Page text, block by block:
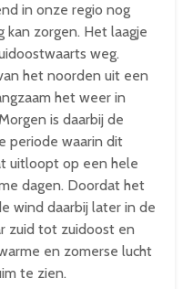
in onze regio nog
zorgen. Het laagje
weg.
het noorden uit een
het weer in
is daarbij de
periode waarin dit
uitloopt op een hele
dagen. Doordat het
wind daarbij later in de
zuid tot zuidoost en
en zomerse lucht
te zien.